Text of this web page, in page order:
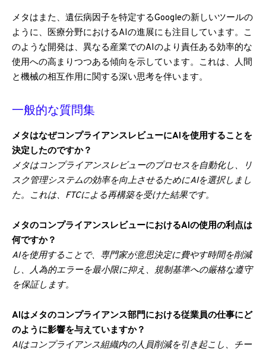
メタはまた、遺伝病因子を特定するGoogleの新しいツールの
ように、医療分野におけるAIの進展にも注目しています。こ
のような開発は、異なる産業でのAIのより責任ある効率的な
使用への高まりつつある傾向を示しています。これは、人間
と機械の相互作用に関する深い思考を伴います。
一般的な質問集
メタはなぜコンプライアンスレビューにAIを使用することを
決定したのですか？
メタはコンプライアンスレビューのプロセスを自動化し、リ
スク管理システムの効率を向上させるためにAIを選択しまし
た。これは、FTCによる再構築を受けた結果です。
メタのコンプライアンスレビューにおけるAIの使用の利点は
何ですか？
AIを使用することで、専門家が意思決定に費やす時間を削減
し、人為的エラーを最小限に抑え、規制基準への厳格な遵守
を保証します。
AIはメタのコンプライアンス部門における従業員の仕事にど
のように影響を与えていますか？
AIはコンプライアンス組織内の人員削減を引き起こし、チー